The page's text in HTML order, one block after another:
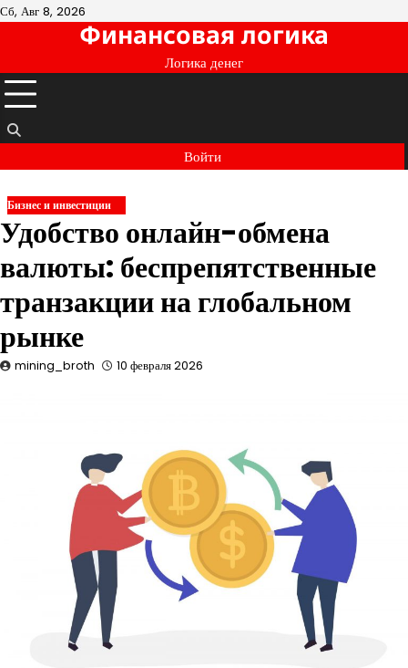
Перейти
Сб, Авг 8, 2026
Финансовая логика
Логика денег
Войти
Бизнес и инвестиции
Удобство онлайн-обмена
валюты: беспрепятственные
транзакции на глобальном
рынке
mining_broth 10 февраля 2026